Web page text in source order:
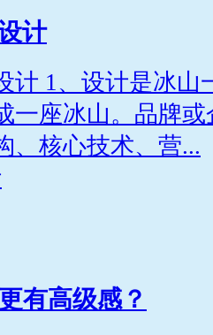
计
计 1、设计是冰山
一座冰山。品牌
、核心技术、营...
有高级感？